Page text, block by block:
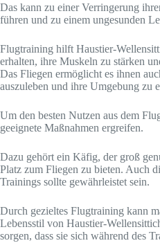
Das kann zu einer Verringerung
führen und zu einem ungesunden
Flugtraining hilft Haustier-
erhalten, ihre Muskeln zu stärken
Das Fliegen ermöglicht es ihnen
auszuleben und ihre Umgebung zu
Um den besten Nutzen aus dem
geeignete Maßnahmen ergreifen.
Dazu gehört ein Käfig, der groß
Platz zum Fliegen zu bieten. Auch
Trainings sollte gewährleistet sein.
Durch gezieltes Flugtraining kann
Lebensstil von Haustier-
sorgen, dass sie sich während des